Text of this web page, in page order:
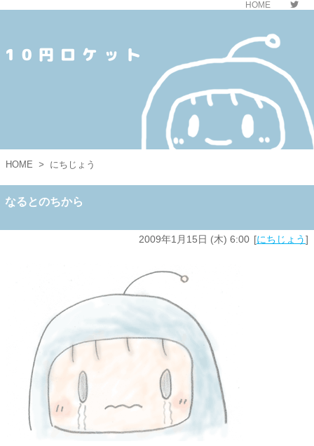
HOME
10円ロケット
HOME > にちじょう
なるとのちから
2009年1月15日 (木) 6:00 にちじょう